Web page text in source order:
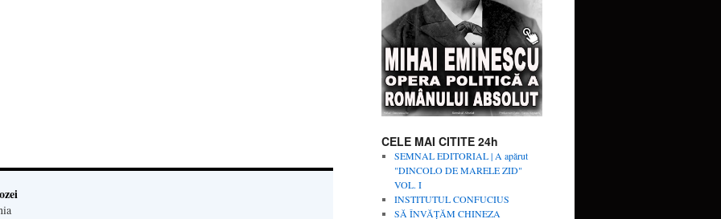
CELE MAI CITITE 24h
SEMNAL EDITORIAL | A apărut
"DINCOLO DE MARELE ZID"
VOL. I
INSTITUTUL CONFUCIUS
SĂ ÎNVĂŢĂM CHINEZA